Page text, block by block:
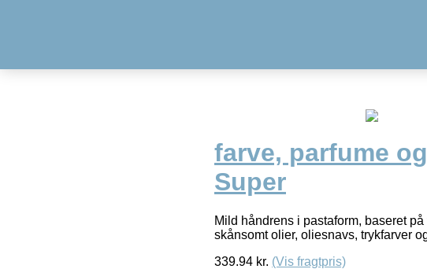
farve, parfume
Super
Mild håndrens i pastaform, baseret
skånsomt olier, oliesnavs, trykfarver
339.94 kr. (Vis fragtpris)